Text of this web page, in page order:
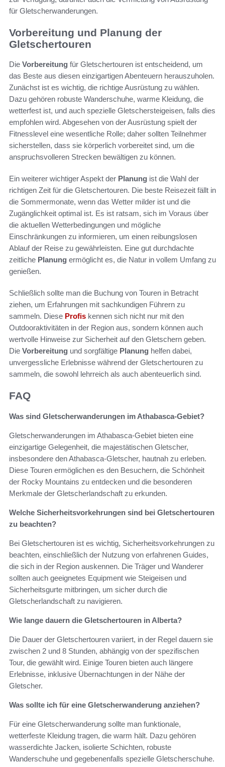
für Gletscherwanderungen.
Vorbereitung und Planung der
Gletschertouren
Die Vorbereitung für Gletschertouren ist entscheidend, um
das Beste aus diesen einzigartigen Abenteuern herauszuholen.
Zunächst ist es wichtig, die richtige Ausrüstung zu wählen.
Dazu gehören robuste Wanderschuhe, warme Kleidung, die
wetterfest ist, und auch spezielle Gletschersteigeisen, falls dies
empfohlen wird. Abgesehen von der Ausrüstung spielt der
Fitnesslevel eine wesentliche Rolle; daher sollten Teilnehmer
sicherstellen, dass sie körperlich vorbereitet sind, um die
anspruchsvolleren Strecken bewältigen zu können.
Ein weiterer wichtiger Aspekt der Planung ist die Wahl der
richtigen Zeit für die Gletschertouren. Die beste Reisezeit fällt in
die Sommermonate, wenn das Wetter milder ist und die
Zugänglichkeit optimal ist. Es ist ratsam, sich im Voraus über
die aktuellen Wetterbedingungen und mögliche
Einschränkungen zu informieren, um einen reibungslosen
Ablauf der Reise zu gewährleisten. Eine gut durchdachte
zeitliche Planung ermöglicht es, die Natur in vollem Umfang zu
genießen.
Schließlich sollte man die Buchung von Touren in Betracht
ziehen, um Erfahrungen mit sachkundigen Führern zu
sammeln. Diese Profis kennen sich nicht nur mit den
Outdooraktivitäten in der Region aus, sondern können auch
wertvolle Hinweise zur Sicherheit auf den Gletschern geben.
Die Vorbereitung und sorgfältige Planung helfen dabei,
unvergessliche Erlebnisse während der Gletschertouren zu
sammeln, die sowohl lehrreich als auch abenteuerlich sind.
FAQ
Was sind Gletscherwanderungen im Athabasca-Gebiet?
Gletscherwanderungen im Athabasca-Gebiet bieten eine
einzigartige Gelegenheit, die majestätischen Gletscher,
insbesondere den Athabasca-Gletscher, hautnah zu erleben.
Diese Touren ermöglichen es den Besuchern, die Schönheit
der Rocky Mountains zu entdecken und die besonderen
Merkmale der Gletscherlandschaft zu erkunden.
Welche Sicherheitsvorkehrungen sind bei Gletschertouren
zu beachten?
Bei Gletschertouren ist es wichtig, Sicherheitsvorkehrungen zu
beachten, einschließlich der Nutzung von erfahrenen Guides,
die sich in der Region auskennen. Die Träger und Wanderer
sollten auch geeignetes Equipment wie Steigeisen und
Sicherheitsgurte mitbringen, um sicher durch die
Gletscherlandschaft zu navigieren.
Wie lange dauern die Gletschertouren in Alberta?
Die Dauer der Gletschertouren variiert, in der Regel dauern sie
zwischen 2 und 8 Stunden, abhängig von der spezifischen
Tour, die gewählt wird. Einige Touren bieten auch längere
Erlebnisse, inklusive Übernachtungen in der Nähe der
Gletscher.
Was sollte ich für eine Gletscherwanderung anziehen?
Für eine Gletscherwanderung sollte man funktionale,
wetterfeste Kleidung tragen, die warm hält. Dazu gehören
wasserdichte Jacken, isolierte Schichten, robuste
Wanderschuhe und gegebenenfalls spezielle Gletscherschuhe.